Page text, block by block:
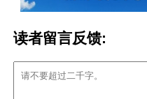
读者留言反馈: